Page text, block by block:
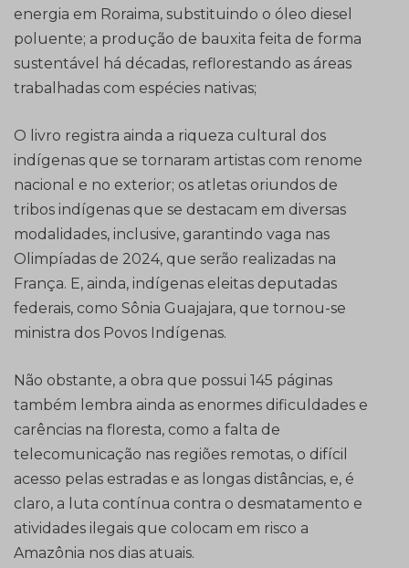
energia em Roraima, substituindo o óleo diesel
poluente; a produção de bauxita feita de forma
sustentável há décadas, reflorestando as áreas
trabalhadas com espécies nativas;
O livro registra ainda a riqueza cultural dos
indígenas que se tornaram artistas com renome
nacional e no exterior; os atletas oriundos de
tribos indígenas que se destacam em diversas
modalidades, inclusive, garantindo vaga nas
Olimpíadas de 2024, que serão realizadas na
França. E, ainda, indígenas eleitas deputadas
federais, como Sônia Guajajara, que tornou-se
ministra dos Povos Indígenas.
Não obstante, a obra que possui 145 páginas
também lembra ainda as enormes dificuldades e
carências na floresta, como a falta de
telecomunicação nas regiões remotas, o difícil
acesso pelas estradas e as longas distâncias, e, é
claro, a luta contínua contra o desmatamento e
atividades ilegais que colocam em risco a
Amazônia nos dias atuais.